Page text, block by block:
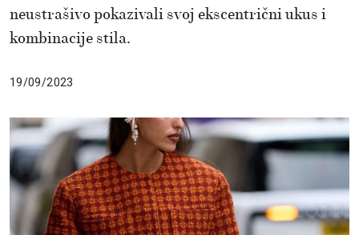
neustrašivo pokazivali svoj ekscentrični ukus i
kombinacije stila.
19/09/2023